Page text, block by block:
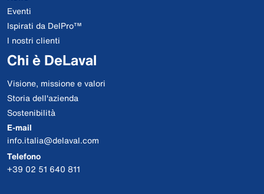
Eventi
Ispirati da DelPro™
I nostri clienti
Chi è DeLaval
Visione, missione e valori
Storia dell'azienda
Sostenibilità
E-mail
info.italia@delaval.com
Telefono
+39 02 51 640 811